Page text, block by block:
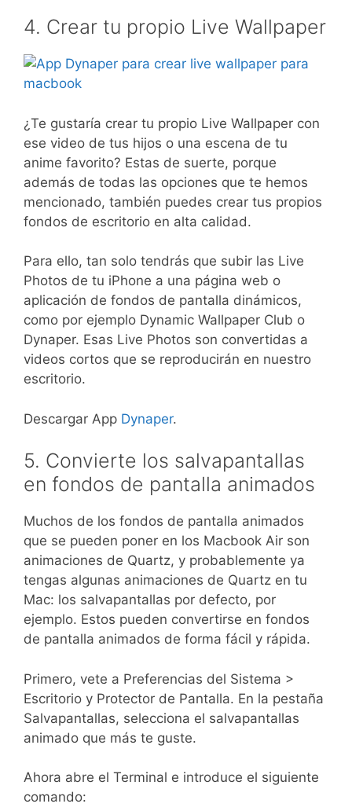
4. Crear tu propio Live Wallpaper
¿Te gustaría crear tu propio Live Wallpaper con
ese video de tus hijos o una escena de tu
anime favorito? Estas de suerte, porque
además de todas las opciones que te hemos
mencionado, también puedes crear tus propios
fondos de escritorio en alta calidad.
Para ello, tan solo tendrás que subir las Live
Photos de tu iPhone a una página web o
aplicación de fondos de pantalla dinámicos,
como por ejemplo Dynamic Wallpaper Club o
Dynaper. Esas Live Photos son convertidas a
videos cortos que se reproducirán en nuestro
escritorio.
Descargar App Dynaper.
5. Convierte los salvapantallas
en fondos de pantalla animados
Muchos de los fondos de pantalla animados
que se pueden poner en los Macbook Air son
animaciones de Quartz, y probablemente ya
tengas algunas animaciones de Quartz en tu
Mac: los salvapantallas por defecto, por
ejemplo. Estos pueden convertirse en fondos
de pantalla animados de forma fácil y rápida.
Primero, vete a Preferencias del Sistema >
Escritorio y Protector de Pantalla. En la pestaña
Salvapantallas, selecciona el salvapantallas
animado que más te guste.
Ahora abre el Terminal e introduce el siguiente
comando: